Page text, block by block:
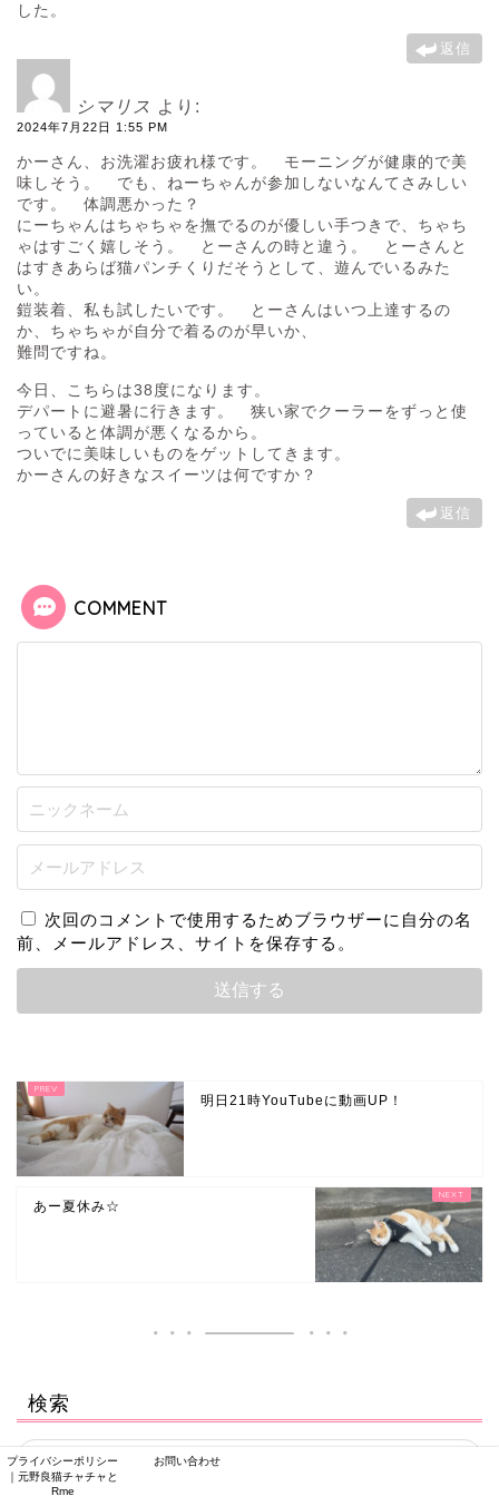
した。
返信
シマリス より:
2024年7月22日 1:55 PM
かーさん、お洗濯お疲れ様です。 モーニングが健康的で美
味しそう。 でも、ねーちゃんが参加しないなんてさみしい
です。 体調悪かった？
にーちゃんはちゃちゃを撫でるのが優しい手つきで、ちゃち
ゃはすごく嬉しそう。 とーさんの時と違う。 とーさんと
はすきあらば猫パンチくりだそうとして、遊んでいるみた
い。
鎧装着、私も試したいです。 とーさんはいつ上達するの
か、ちゃちゃが自分で着るのが早いか、
難問ですね。
今日、こちらは38度になります。
デパートに避暑に行きます。 狭い家でクーラーをずっと使
っていると体調が悪くなるから。
ついでに美味しいものをゲットしてきます。
かーさんの好きなスイーツは何ですか？
返信
COMMENT
次回のコメントで使用するためブラウザーに自分の名
前、メールアドレス、サイトを保存する。
明日21時YouTubeに動画UP！
あー夏休み☆
検索
プライバシーポリシー
｜元野良猫チャチャと
Rme
お問い合わせ